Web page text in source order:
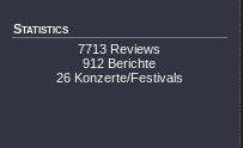
Statistics
7713 Reviews
912 Berichte
26 Konzerte/Festivals